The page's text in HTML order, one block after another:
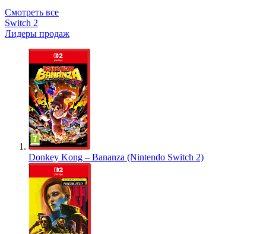
Смотреть все
Switch 2
Лидеры продаж
Donkey Kong – Bananza (Nintendo Switch 2)